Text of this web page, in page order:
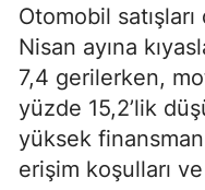
Otomobil
Nisan ayına
7,4 gerilerken,
yüzde 15,2’lik
yüksek
erişim koşulları